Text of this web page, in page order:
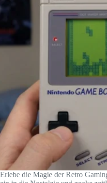
Erlebe die Magie der Retro